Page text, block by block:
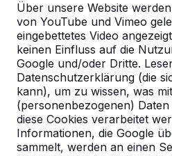
Über unsere Website
von YouTube und Vimeo
eingebettetes Video
keinen Einfluss auf die
Google und/oder Dritte.
Datenschutzerklärung (die
kann), um zu wissen, was
(personenbezogenen)
diese Cookies verarbeitet
Informationen, die Google
sammelt, werden an einen
Zie ook
Grafenrheinfeld